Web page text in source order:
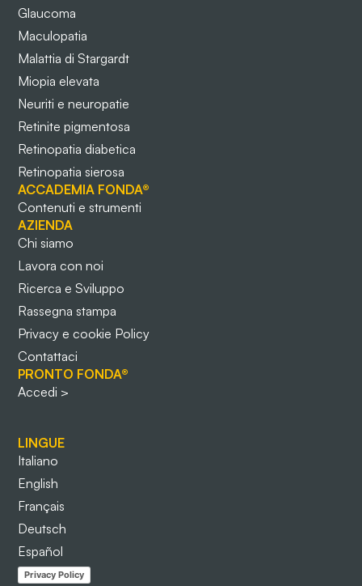
Glaucoma
Maculopatia
Malattia di Stargardt
Miopia elevata
Neuriti e neuropatie
Retinite pigmentosa
Retinopatia diabetica
Retinopatia sierosa
ACCADEMIA FONDA®
Contenuti e strumenti
AZIENDA
Chi siamo
Lavora con noi
Ricerca e Sviluppo
Rassegna stampa
Privacy e cookie Policy
Contattaci
PRONTO FONDA®
Accedi >
LINGUE
Italiano
English
Français
Deutsch
Español
Privacy Policy